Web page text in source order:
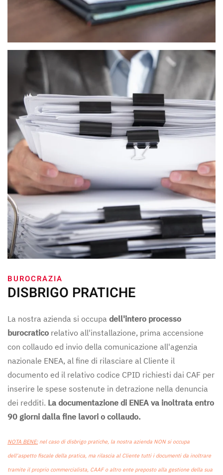
BUROCRAZIA
DISBRIGO PRATICHE
La nostra azienda si occupa dell'intero processo
burocratico relativo all'installazione, prima accensione
con collaudo ed invio della comunicazione all'agenzia
nazionale ENEA, al fine di rilasciare al Cliente il
documento ed il relativo codice CPID richiesti dai CAF per
inserire le spese sostenute in detrazione nella denuncia
dei redditi. La documentazione di ENEA va inoltrata entro
90 giorni dalla fine lavori o collaudo.
NOTA BENE:nel caso di disbrigo pratiche, la nostra azienda NON si occupa
dell'aspetto fiscale della pratica, ma rilascia al Cliente tutti i documenti da inoltrare
tramite il proprio commercialista, CAAF o altro ente preposto alla gestione della sua